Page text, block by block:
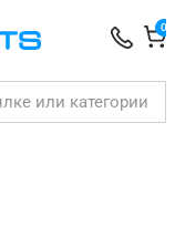
0